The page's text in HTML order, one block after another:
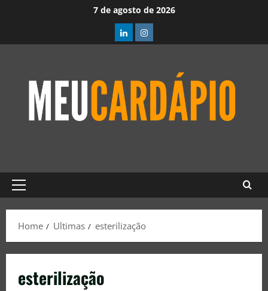
7 de agosto de 2026
Home Ultimas esterilização
esterilização